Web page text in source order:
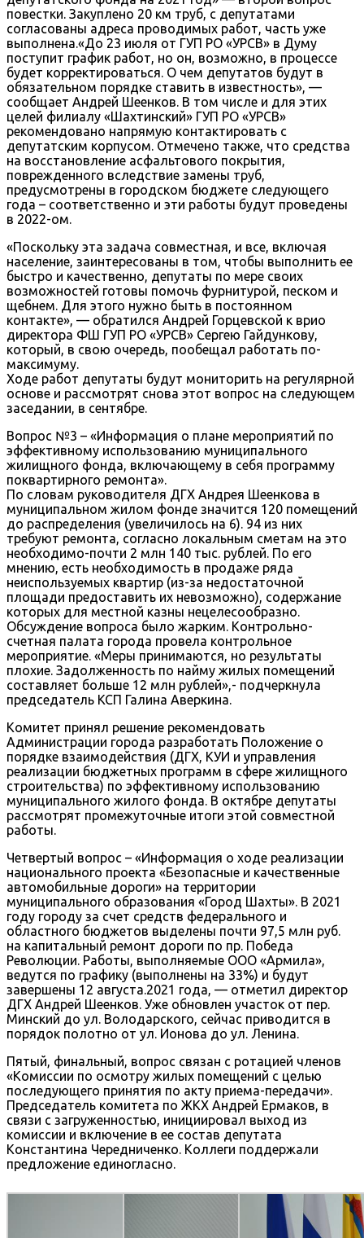
повестки. Закуплено 20 км труб, с депутатами
согласованы адреса проводимых работ, часть уже
выполнена.«До 23 июля от ГУП РО «УРСВ» в Думу
поступит график работ, но он, возможно, в процессе
будет корректироваться. О чем депутатов будут в
обязательном порядке ставить в известность», —
сообщает Андрей Шеенков. В том числе и для этих
целей филиалу «Шахтинский» ГУП РО «УРСВ»
рекомендовано напрямую контактировать с
депутатским корпусом. Отмечено также, что средства
на восстановление асфальтового покрытия,
поврежденного вследствие замены труб,
предусмотрены в городском бюджете следующего
года – соответственно и эти работы будут проведены
в 2022-ом.
«Поскольку эта задача совместная, и все, включая
население, заинтересованы в том, чтобы выполнить ее
быстро и качественно, депутаты по мере своих
возможностей готовы помочь фурнитурой, песком и
щебнем. Для этого нужно быть в постоянном
контакте», — обратился Андрей Горцевской к врио
директора ФШ ГУП РО «УРСВ» Сергею Гайдункову,
который, в свою очередь, пообещал работать по-
максимуму.
Ходе работ депутаты будут мониторить на регулярной
основе и рассмотрят снова этот вопрос на следующем
заседании, в сентябре.
Вопрос №3 – «Информация о плане мероприятий по
эффективному использованию муниципального
жилищного фонда, включающему в себя программу
поквартирного ремонта».
По словам руководителя ДГХ Андрея Шеенкова в
муниципальном жилом фонде значится 120 помещений
до распределения (увеличилось на 6). 94 из них
требуют ремонта, согласно локальным сметам на это
необходимо-почти 2 млн 140 тыс. рублей. По его
мнению, есть необходимость в продаже ряда
неиспользуемых квартир (из-за недостаточной
площади предоставить их невозможно), содержание
которых для местной казны нецелесообразно.
Обсуждение вопроса было жарким. Контрольно-
счетная палата города провела контрольное
мероприятие. «Меры принимаются, но результаты
плохие. Задолженность по найму жилых помещений
составляет больше 12 млн рублей»,- подчеркнула
председатель КСП Галина Аверкина.
Комитет принял решение рекомендовать
Администрации города разработать Положение о
порядке взаимодействия (ДГХ, КУИ и управления
реализации бюджетных программ в сфере жилищного
строительства) по эффективному использованию
муниципального жилого фонда. В октябре депутаты
рассмотрят промежуточные итоги этой совместной
работы.
Четвертый вопрос – «Информация о ходе реализации
национального проекта «Безопасные и качественные
автомобильные дороги» на территории
муниципального образования «Город Шахты». В 2021
году городу за счет средств федерального и
областного бюджетов выделены почти 97,5 млн руб.
на капитальный ремонт дороги по пр. Победа
Революции. Работы, выполняемые ООО «Армила»,
ведутся по графику (выполнены на 33%) и будут
завершены 12 августа.2021 года, — отметил директор
ДГХ Андрей Шеенков. Уже обновлен участок от пер.
Минский до ул. Володарского, сейчас приводится в
порядок полотно от ул. Ионова до ул. Ленина.
Пятый, финальный, вопрос связан с ротацией членов
«Комиссии по осмотру жилых помещений с целью
последующего принятия по акту приема-передачи».
Председатель комитета по ЖКХ Андрей Ермаков, в
связи с загруженностью, инициировал выход из
комиссии и включение в ее состав депутата
Константина Чередниченко. Коллеги поддержали
предложение единогласно.